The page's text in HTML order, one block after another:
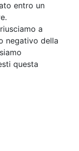
entro un
a
negativo della
questa